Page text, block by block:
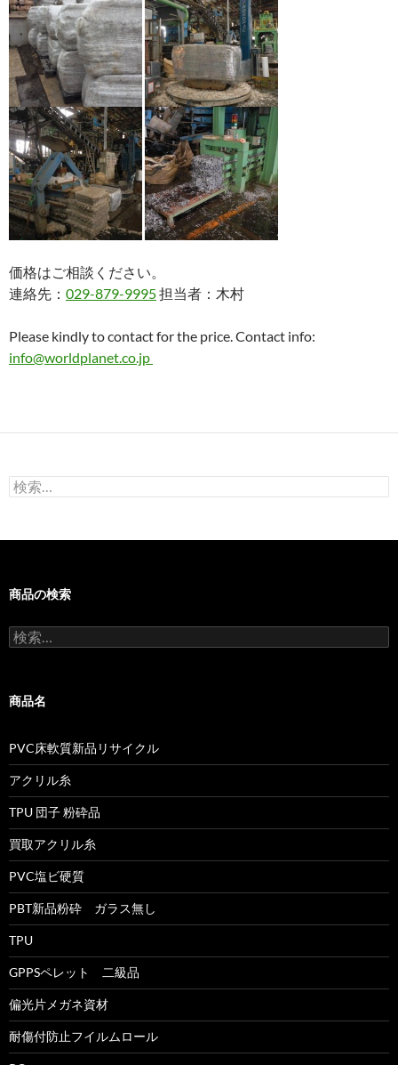
価格はご相談ください。
連絡先： 029-879-9995担当者：木村
Please kindly to contact for the price. Contact info:
info@worldplanet.co.jp
検
索:
商品の検索
検
索:
商品名
PVC床軟質新品リサイクル
アクリル糸
TPU 団子 粉砕品
買取アクリル糸
PVC塩ビ硬質
PBT新品粉砕 ガラス無し
TPU
GPPSペレット 二級品
偏光片メガネ資材
耐傷付防止フイルムロール